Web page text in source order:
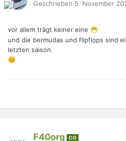
Geschrieben 5. November
vor allem trägt keiner eine 😷
und die bermudas und flipflops sind
letzten saison.
😊
F40org CO